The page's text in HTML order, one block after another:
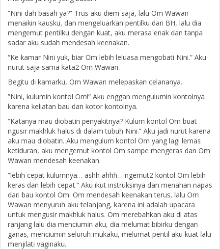
“Nini dah basah ya?” Trus aku diem saja, lalu Om Wawan
menaikin kausku, dan mengeluarkan pentilku dari BH, lalu dia
mengemut pentilku dengan kuat, aku merasa enak dan tanpa
sadar aku sudah mendesah keenakan.
“Ke kamar Nini yuk, biar Om lebih leluasa mengobati Nini.” Aku
nurut saja sama kata2 Om Wawan.
Begitu di kamarku, Om Wawan melepaskan celananya.
”Nini, kulumin kontol Om!” Aku enggan mengulumin kontolnya
karena keliatan bau dan kotor kontolnya.
“Katanya mau diobatin penyakitnya? Kulum kontol Om buat
ngusir makhluk halus di dalam tubuh Nini.” Aku jadi nurut karena
aku mau diobatin. Aku mengulum kontol Om yang lagi lemas
ketiduran, aku mengemut kontol Om sampe mengeras dan Om
Wawan mendesah keenakan.
”lebih cepat kulumnya… ashh ahhh… ngemut2 kontol Om lebih
keras dan lebih cepat.” Aku ikut instruksinya dan menahan napas
dari bau kontol Om. Om mendesah keenakan terus, lalu Om
Wawan menyuruh aku telanjang, karena ini adalah upacara
untuk mengusir makhluk halus. Om merebahkan aku di atas
ranjang lalu dia menciumin aku, dia melumat bibirku dengan
ganas, menciumin seluruh mukaku, melumat pentil aku kuat lalu
menjilati vaginaku.